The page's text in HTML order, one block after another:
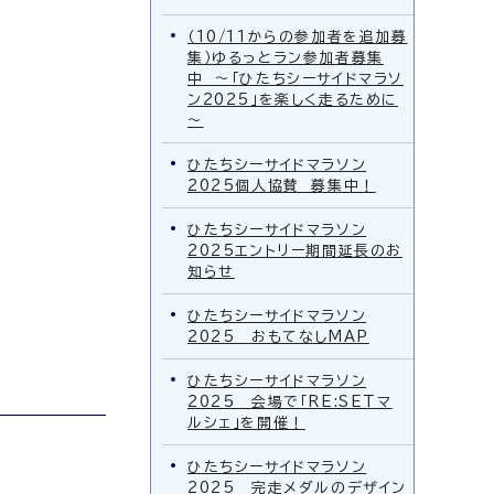
（10/11からの参加者を追加募
集）ゆるっとラン参加者募集
中 ～「ひたちシーサイドマラソ
ン2025」を楽しく走るために
～
ひたちシーサイドマラソン
2025個人協賛 募集中！
ひたちシーサイドマラソン
2025エントリー期間延長のお
知らせ
ひたちシーサイドマラソン
2025 おもてなしMAP
ひたちシーサイドマラソン
2025 会場で「RE:SETマ
ルシェ」を開催！
ひたちシーサイドマラソン
2025 完走メダルのデザイン